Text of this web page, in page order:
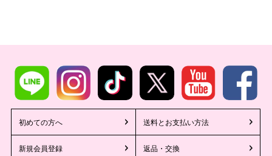
初めての方へ 送料とお支払い方法
新規会員登録 返品・交換